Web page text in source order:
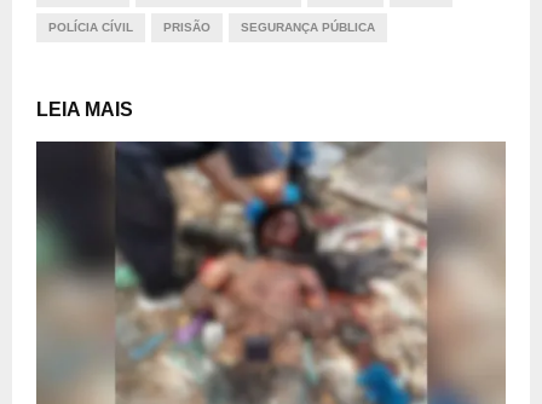
POLÍCIA CÍVIL PRISÃO SEGURANÇA PÚBLICA
LEIA MAIS